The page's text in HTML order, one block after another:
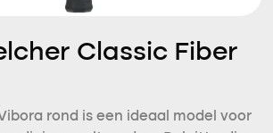
Classic Fiber
rond is een ideaal model voor